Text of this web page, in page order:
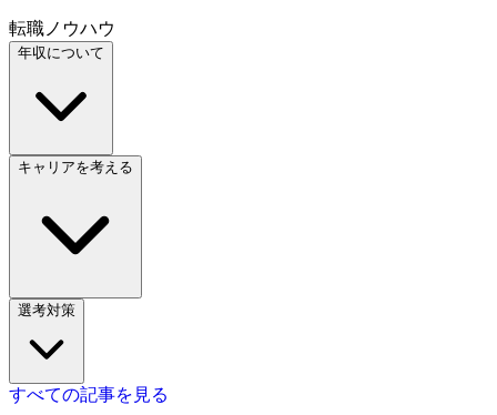
転職ノウハウ
年収について
キャリアを考える
選考対策
すべての記事を見る